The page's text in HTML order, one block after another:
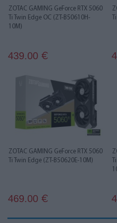
ZOTAC GAMING GeForce RTX 5060
Ti Twin Edge OC (ZT-B50610H-
10M)
439.00 €
ZOTAC GAMING GeForce RTX 5060
Ti Twin Edge (ZT-B50620E-10M)
469.00 €